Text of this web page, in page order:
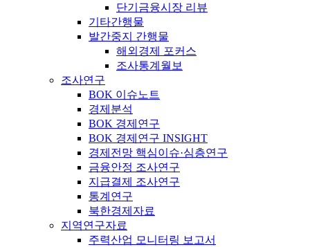
단기금융시장 리뷰
기타간행물
발간중지 간행물
해외경제 포커스
조사통계월보
조사연구
BOK 이슈노트
경제분석
BOK 경제연구
BOK 경제연구 INSIGHT
경제전망 핵심이슈·심층연구
금융안정 조사연구
지급결제 조사연구
통계연구
북한경제자료
지역연구자료
주력산업 모니터링 보고서